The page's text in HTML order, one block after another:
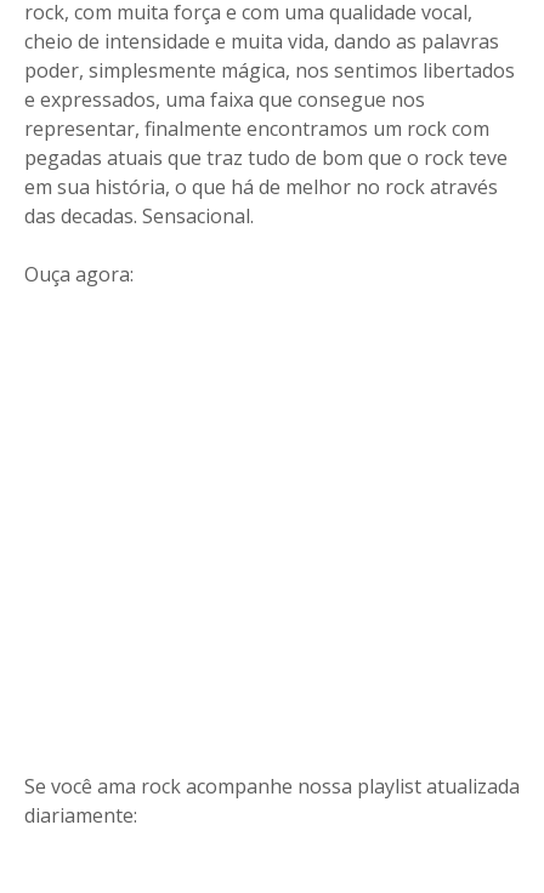
rock, com muita força e com uma qualidade vocal,
cheio de intensidade e muita vida, dando as palavras
poder, simplesmente mágica, nos sentimos libertados
e expressados, uma faixa que consegue nos
representar, finalmente encontramos um rock com
pegadas atuais que traz tudo de bom que o rock teve
em sua história, o que há de melhor no rock através
das decadas. Sensacional.
Ouça agora:
Se você ama rock acompanhe nossa playlist atualizada
diariamente: